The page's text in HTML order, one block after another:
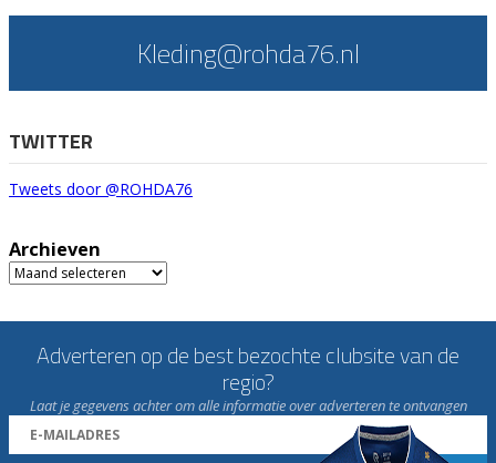
Kleding@rohda76.nl
TWITTER
Tweets door @ROHDA76
Archieven
Archieven
Adverteren op de best bezochte clubsite van de
regio?
Laat je gegevens achter om alle informatie over adverteren te ontvangen